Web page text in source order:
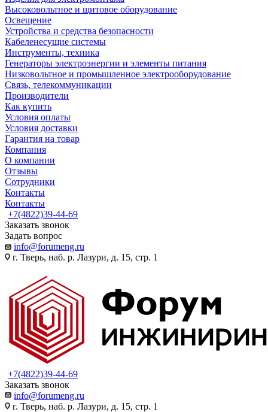
Высоковольтное и щитовое оборудование
Освещение
Устройства и средства безопасности
Кабеленесущие системы
Инструменты, техника
Генераторы электроэнергии и элементы питания
Низковольтное и промышленное электрооборудование
Связь, телекоммуникации
Производители
Как купить
Условия оплаты
Условия доставки
Гарантия на товар
Компания
О компании
Отзывы
Сотрудники
Контакты
Контакты
+7(4822)39-44-69
Заказать звонок
Задать вопрос
info@forumeng.ru
г. Тверь, наб. р. Лазури, д. 15, стр. 1
+7(4822)39-44-69
Заказать звонок
info@forumeng.ru
г. Тверь, наб. р. Лазури, д. 15, стр. 1